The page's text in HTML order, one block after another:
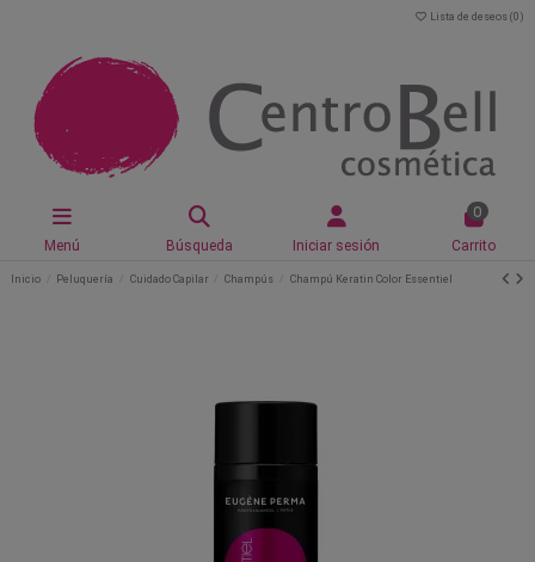
Lista de deseos (0 )
Menú Búsqueda Iniciar sesión
0
Carrito
Inicio Peluquería Cuidado Capilar Champús Champú Keratin Color Essentiel